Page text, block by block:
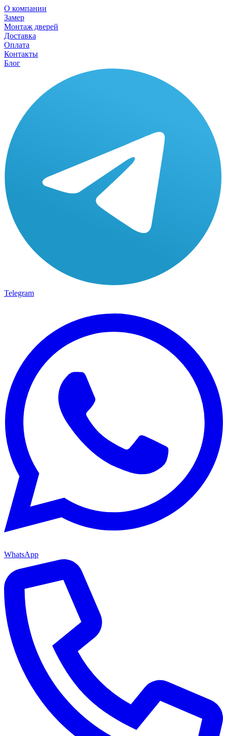
О компании
Замер
Монтаж дверей
Доставка
Оплата
Контакты
Блог
Telegram
WhatsApp